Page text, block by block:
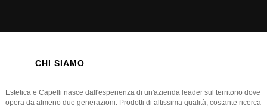
CHI SIAMO
Estetica e Capelli nasce dall'esperienza di un'azienda leader sul territorio dove
opera da almeno due generazioni. Prodotti di altissima qualità, costante ricerca